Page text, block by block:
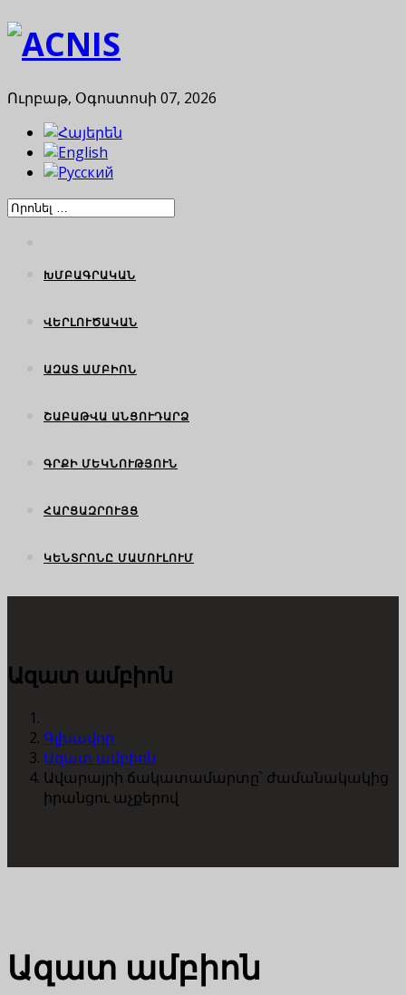
Ուրբաթ, Օգոստոսի 07, 2026
ԽՄԲԱԳՐԱԿԱՆ
ՎԵՐԼՈՒԾԱԿԱՆ
ԱԶԱՏ ԱՄԲԻՈՆ
ՇԱԲԱԹՎԱ ԱՆՑՈՒԴԱՐՁ
ԳՐՔԻ ՄԵԿՆՈՒԹՅՈՒՆ
ՀԱՐՑԱԶՐՈՒՅՑ
ԿԵՆՏՐՈՆԸ ՄԱՄՈՒԼՈՒՄ
Ազատ ամբիոն
Գլխավոր
Ազատ ամբիոն
Ավարայրի ճակատամարտը՝ ժամանակակից
իրանցու աչքերով
Ազատ ամբիոն